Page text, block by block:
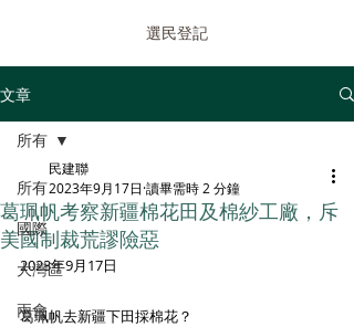
選民登記
文章
所有
國際
大灣區
兩會
所有
葛珮帆考察新疆棉花田及棉紗工廠，斥
美國制裁荒謬險惡
民建聯
2023年9月17日 讀畢需時 2 分鐘
2023年9月17日
葛珮帆去新疆下田採棉花？